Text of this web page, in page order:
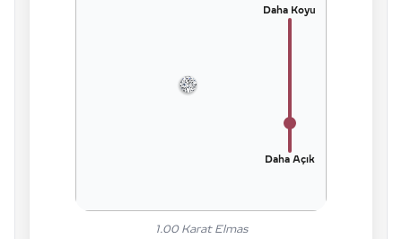
Daha Koyu
Daha Açık
1.00Karat Elmas